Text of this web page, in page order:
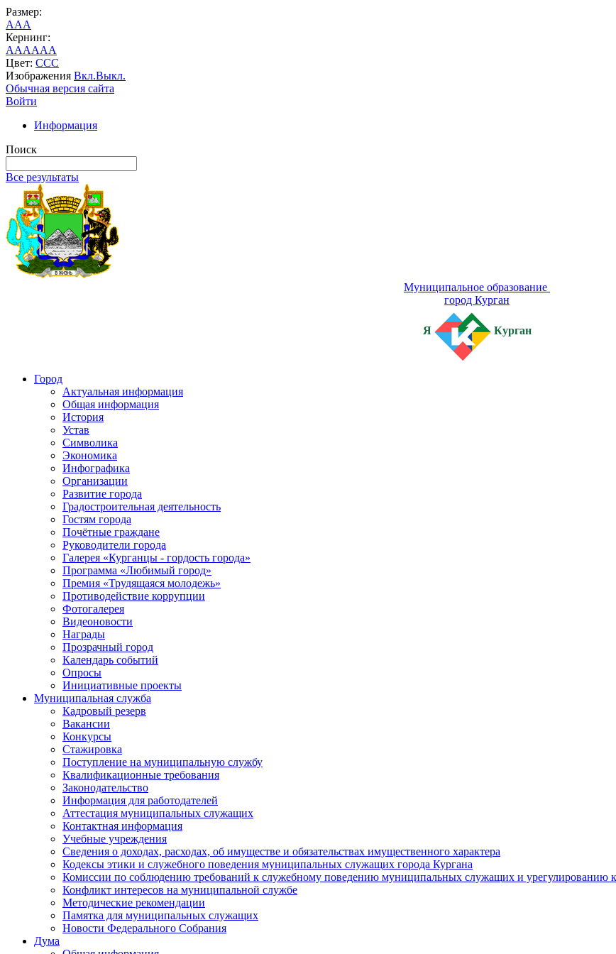
Размер:
AAA
Кернинг:
AAAAAA
Цвет: CCC
Изображения Вкл.Выкл.
Обычная версия сайта
Войти
Информация
Поиск
Все результаты
Муниципальное образование
город Курган
Я Курган
Город
Актуальная информация
Общая информация
История
Устав
Символика
Экономика
Инфографика
Организации
Развитие города
Градостроительная деятельность
Гостям города
Почётные граждане
Руководители города
Галерея «Курганцы - гордость города»
Программа «Любимый город»
Премия «Трудящаяся молодежь»
Противодействие коррупции
Фотогалерея
Видеоновости
Награды
Прозрачный город
Календарь событий
Опросы
Инициативные проекты
Муниципальная служба
Кадровый резерв
Вакансии
Конкурсы
Стажировка
Поступление на муниципальную службу
Квалификационные требования
Законодательство
Информация для работодателей
Аттестация муниципальных служащих
Контактная информация
Учебные учреждения
Сведения о доходах, расходах, об имуществе и обязательствах имущественного характера
Кодексы этики и служебного поведения муниципальных служащих города Кургана
Комиссии по соблюдению требований к служебному поведению муниципальных служащих и урегулированию
Конфликт интересов на муниципальной службе
Методические рекомендации
Памятка для муниципальных служащих
Новости Федерального Cобрания
Дума